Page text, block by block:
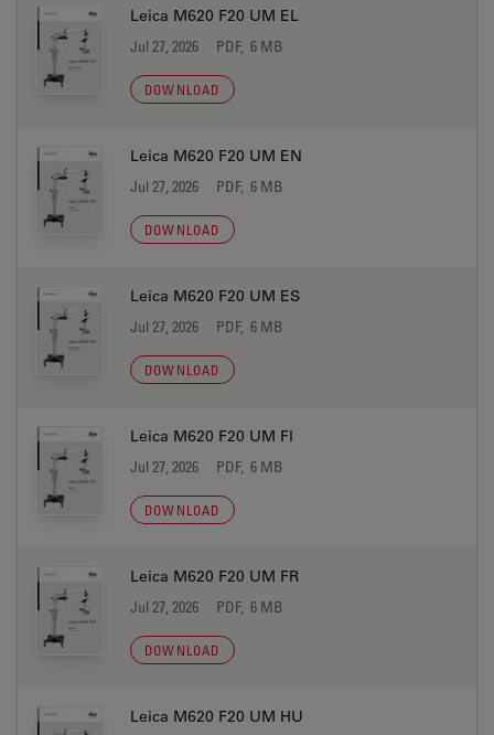
Leica M620 F20 UM EL
Jul 27, 2026 PDF, 6 MB
DOWNLOAD
Leica M620 F20 UM EN
Jul 27, 2026 PDF, 6 MB
DOWNLOAD
Leica M620 F20 UM ES
Jul 27, 2026 PDF, 6 MB
DOWNLOAD
Leica M620 F20 UM FI
Jul 27, 2026 PDF, 6 MB
DOWNLOAD
Leica M620 F20 UM FR
Jul 27, 2026 PDF, 6 MB
DOWNLOAD
Leica M620 F20 UM HU